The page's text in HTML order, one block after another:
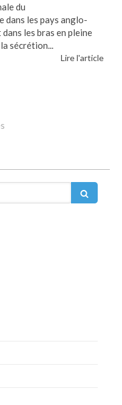
du
dans les pays anglo-
les bras en pleine
sécrétion...
Lire l'article